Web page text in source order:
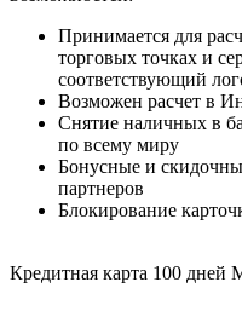
Принимается для
торговых точках и
соответствующий
Возможен расчет в
Снятие наличных в
по всему миру
Бонусные и
партнеров
Блокирование
Кредитная карта 100 дней